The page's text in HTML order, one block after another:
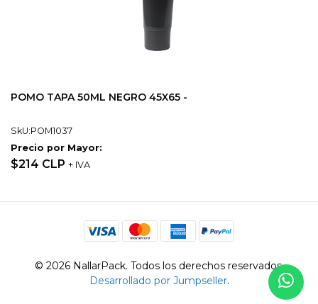
POMO TAPA 50ML NEGRO 45X65 -
SkU:POM1037
Precio por Mayor:
$214 CLP + IVA
© 2026 NallarPack. Todos los derechos reservados.
Desarrollado por Jumpseller.